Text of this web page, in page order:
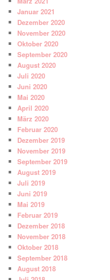
Januar 2021
Dezember 2020
November 2020
Oktober 2020
September 2020
August 2020
Juli 2020
Juni 2020
Mai 2020
April 2020
März 2020
Februar 2020
Dezember 2019
November 2019
September 2019
August 2019
Juli 2019
Juni 2019
Mai 2019
Februar 2019
Dezember 2018
November 2018
Oktober 2018
September 2018
August 2018